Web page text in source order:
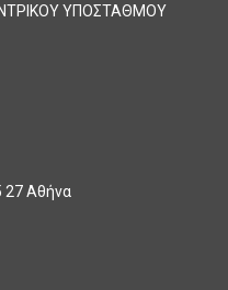
ΥΠΟΣΤΑΘΜΟΥ
27 Αθήνα